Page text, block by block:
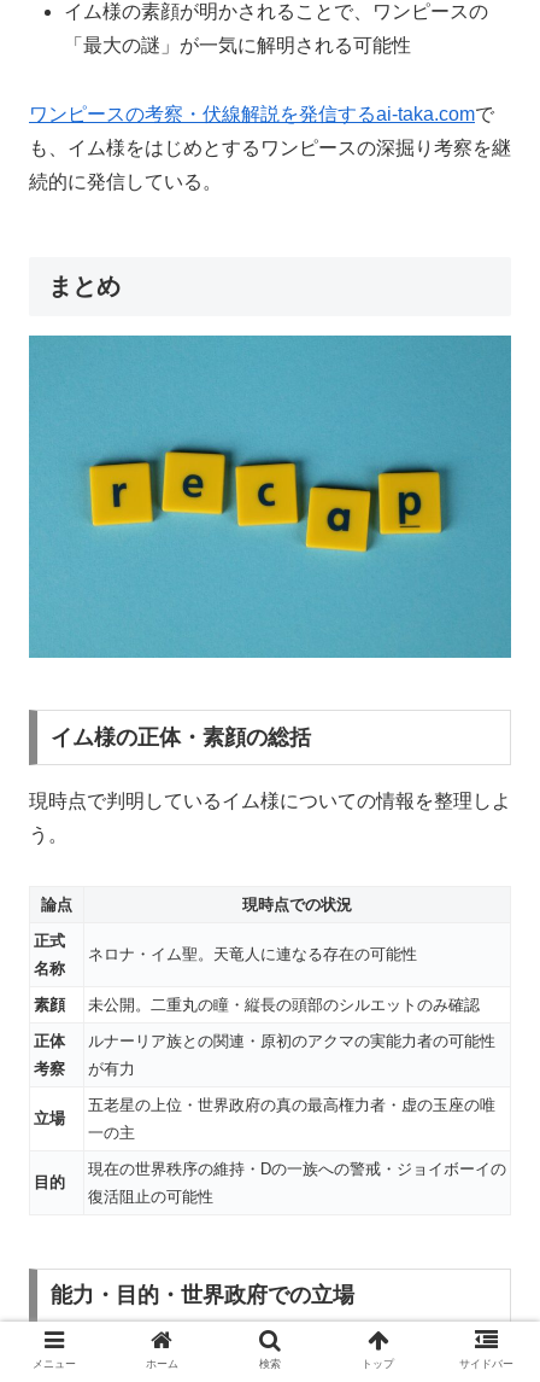
イム様の素顔が明かされることで、ワンピースの
「最大の謎」が一気に解明される可能性
ワンピースの考察・伏線解説を発信するai-taka.comで
も、イム様をはじめとするワンピースの深掘り考察を継
続的に発信している。
まとめ
イム様の正体・素顔の総括
現時点で判明しているイム様についての情報を整理しよ
う。
論点
現時点での状況
正式
名称
ネロナ・イム聖。天竜人に連なる存在の可能性
素顔
未公開。二重丸の瞳・縦長の頭部のシルエットのみ確認
正体
考察
ルナーリア族との関連・原初のアクマの実能力者の可能性
が有力
立場
五老星の上位・世界政府の真の最高権力者・虚の玉座の唯
一の主
目的
現在の世界秩序の維持・Dの一族への警戒・ジョイボーイの
復活阻止の可能性
能力・目的・世界政府での立場
能力： 武力・アクマの実の能力（未確定）・800年
メニュー ホーム 検索 トップ サイドバー